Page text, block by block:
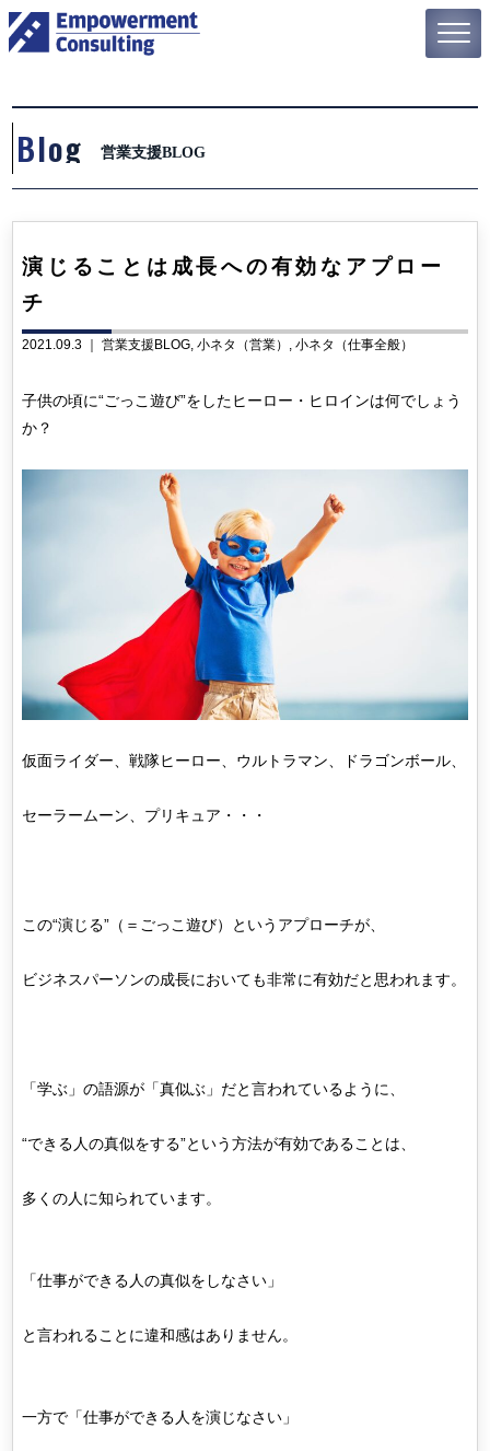
Blog 営業支援BLOG
演じることは成長への有効なアプロー
チ
2021.09.3 ｜営業支援BLOG 小ネタ（営業） 小ネタ（仕事全般）
子供の頃に“ごっこ遊び”をしたヒーロー・ヒロインは何でしょう
か？
仮面ライダー、戦隊ヒーロー、ウルトラマン、ドラゴンボール、
セーラームーン、プリキュア・・・
この“演じる”（＝ごっこ遊び）というアプローチが、
ビジネスパーソンの成長においても非常に有効だと思われます。
「学ぶ」の語源が「真似ぶ」だと言われているように、
“できる人の真似をする”という方法が有効であることは、
多くの人に知られています。
「仕事ができる人の真似をしなさい」
と言われることに違和感はありません。
一方で「仕事ができる人を演じなさい」